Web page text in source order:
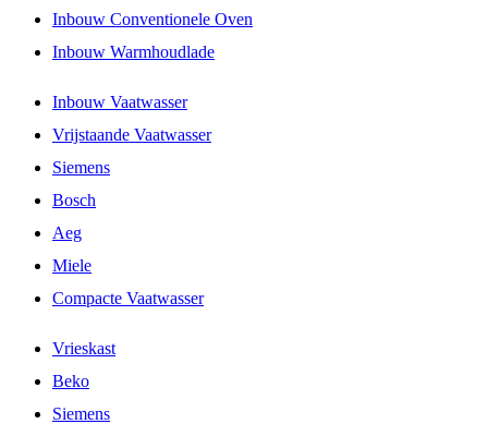
Inbouw Conventionele Oven
Inbouw Warmhoudlade
Inbouw Vaatwasser
Vrijstaande Vaatwasser
Siemens
Bosch
Aeg
Miele
Compacte Vaatwasser
Vrieskast
Beko
Siemens